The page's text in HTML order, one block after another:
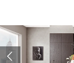
naar
de
hoofdinhoud